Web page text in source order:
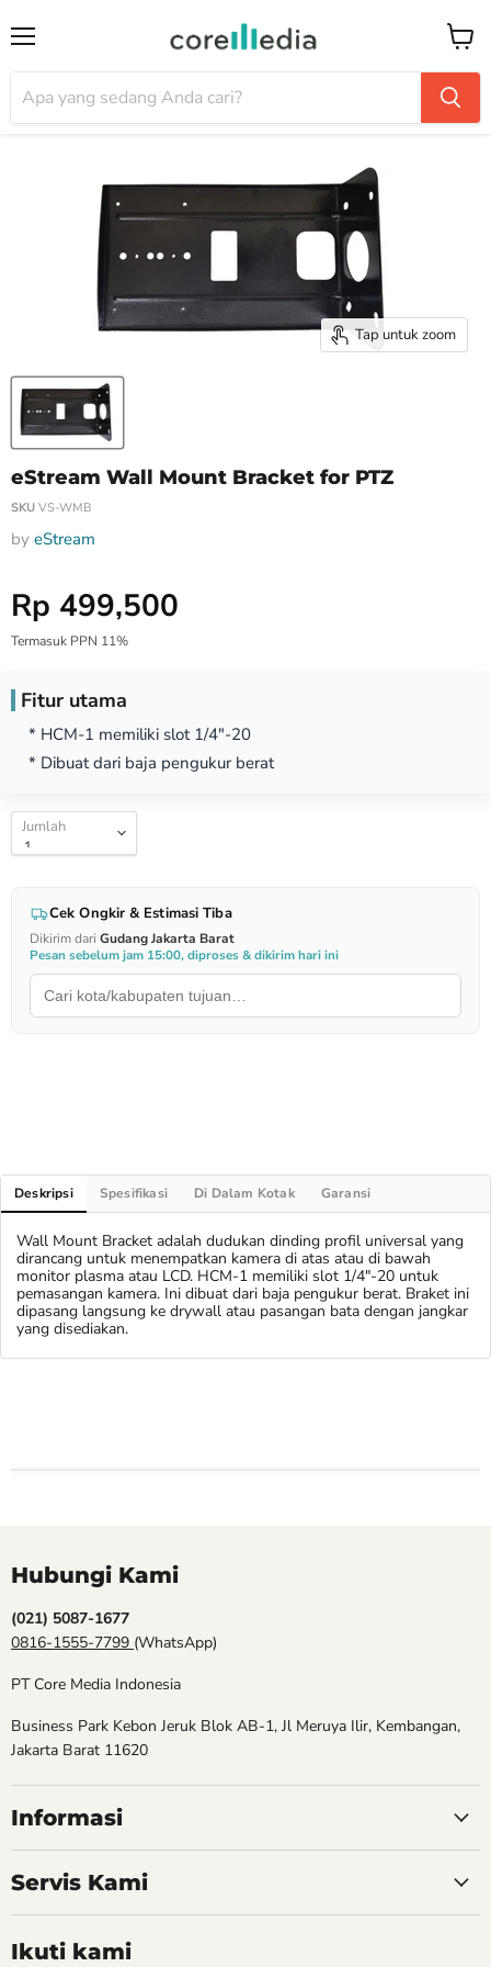
Tap untuk zoom
eStream Wall Mount Bracket for PTZ
SKU VS-WMB
by eStream
Harga Special
Rp 499,500
Termasuk PPN 11%
Fitur utama
* HCM-1 memiliki slot 1/4"-20
* Dibuat dari baja pengukur berat
Jumlah
Cek Ongkir & Estimasi Tiba
Dikirim dari Gudang Jakarta Barat
Pesan sebelum jam 15:00, diproses & dikirim hari ini
Deskripsi Spesifikasi Di Dalam Kotak Garansi
Wall Mount Bracket adalah dudukan dinding profil universal yang
dirancang untuk menempatkan kamera di atas atau di bawah
monitor plasma atau LCD. HCM-1 memiliki slot 1/4"-20 untuk
pemasangan kamera. Ini dibuat dari baja pengukur berat. Braket ini
dipasang langsung ke drywall atau pasangan bata dengan jangkar
yang disediakan.
Hubungi Kami
(021) 5087-1677
0816-1555-7799 (WhatsApp)
PT Core Media Indonesia
Business Park Kebon Jeruk Blok AB-1, Jl Meruya Ilir, Kembangan,
Jakarta Barat 11620
Informasi
Servis Kami
Ikuti kami